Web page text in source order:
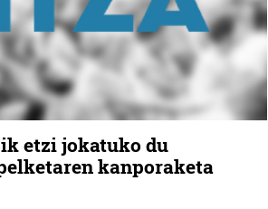
etzi jokatuko du
kanporaketa